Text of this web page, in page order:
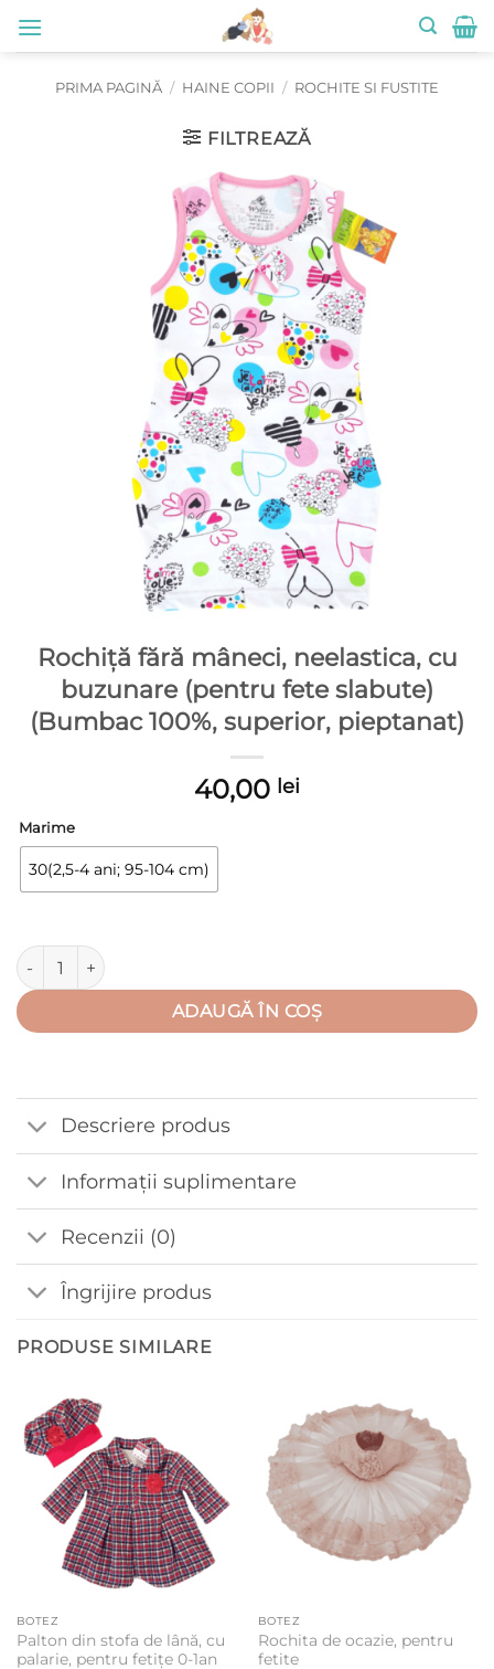
PRIMA PAGINĂ / HAINE COPII / ROCHITE SI FUSTITE
FILTREAZĂ
Rochiță fără mâneci, neelastica, cu
buzunare (pentru fete slabute)
(Bumbac 100%, superior, pieptanat)
40,00 lei
Marime
30(2,5-4 ani; 95-104 cm)
Cantitate Rochiță fără mâneci, neelastica, cu buzunare
ADAUGĂ ÎN COȘ
Descriere produs
Informații suplimentare
Recenzii (0)
Îngrijire produs
PRODUSE SIMILARE
BOTEZ
Palton din stofa de lână, cu
palarie, pentru fetițe 0-1an
BOTEZ
Rochita de ocazie, pentru
fetite